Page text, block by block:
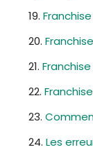
Les